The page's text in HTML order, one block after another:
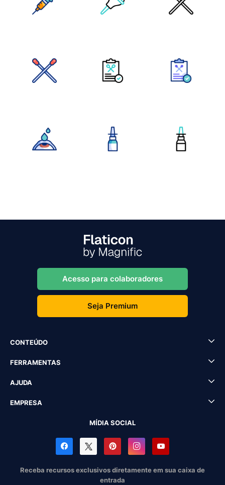
Acesso para colaboradores
Seja Premium
CONTEÚDO
FERRAMENTAS
AJUDA
EMPRESA
MÍDIA SOCIAL
Receba recursos exclusivos diretamente em sua caixa de
entrada